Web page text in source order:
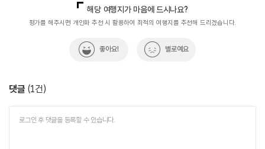
해당 여행지가 마음에 드시나요?
평가를 해주시면 개인화 추천 시 활용하여 최적의 여행지를 추천해 드리겠습니다.
좋아요! 별로예요
댓글 (1건)